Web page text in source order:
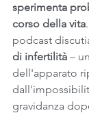
sperimenta
corso della vita
podcast
di infertilità –
dell'apparato
gravidanza